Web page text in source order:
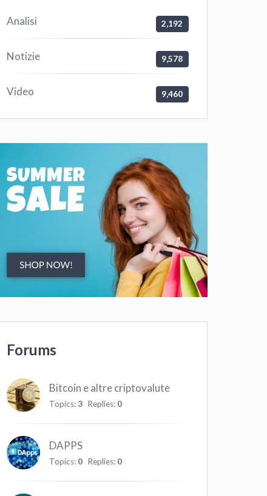
Analisi 2,192
Notizie 9,578
Video 9,460
Forums
Bitcoin e altre criptovalute
Topics:3 Replies: 0
DAPPS
Topics: 0 Replies: 0